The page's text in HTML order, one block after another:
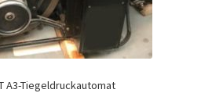
A3-Tiegeldruckautomat